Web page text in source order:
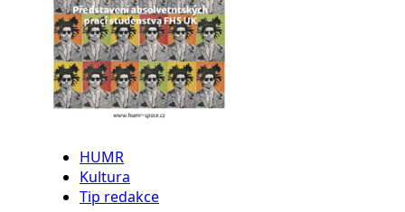
HUMR
Kultura
Tip redakce